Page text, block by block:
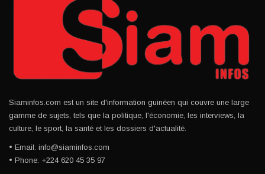
Siaminfos.com est un site d'information guinéen qui couvre une large
gamme de sujets, tels que la politique, l'économie, les interviews, la
culture, le sport, la santé et les dossiers d'actualité.
• Email: info@siaminfos.com
• Phone: +224 620 45 35 97